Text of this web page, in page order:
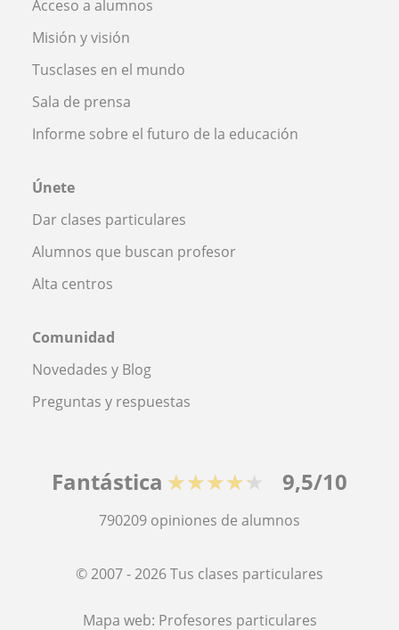
Acceso a alumnos
Misión y visión
Tusclases en el mundo
Sala de prensa
Informe sobre el futuro de la educación
Únete
Dar clases particulares
Alumnos que buscan profesor
Alta centros
Comunidad
Novedades y Blog
Preguntas y respuestas
Fantástica ★★★★★ 9,5/10
790209 opiniones de alumnos
© 2007 - 2026 Tus clases particulares
Mapa web: Profesores particulares